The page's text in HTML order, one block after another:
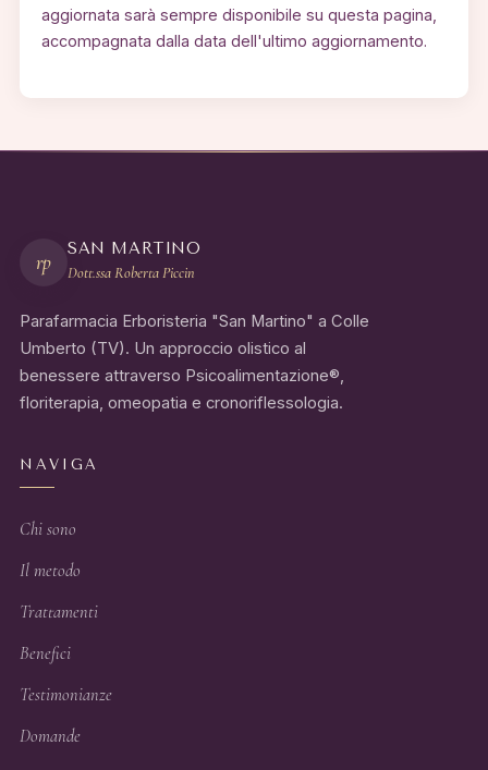
aggiornata sarà sempre disponibile su questa pagina,
accompagnata dalla data dell'ultimo aggiornamento.
rp
SAN MARTINO
Dott.ssa Roberta Piccin
Parafarmacia Erboristeria "San Martino" a Colle
Umberto (TV). Un approccio olistico al
benessere attraverso Psicoalimentazione®,
floriterapia, omeopatia e cronoriflessologia.
NAVIGA
Chi sono
Il metodo
Trattamenti
Benefici
Testimonianze
Domande